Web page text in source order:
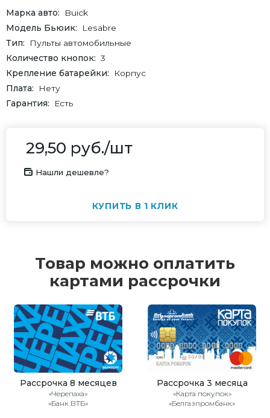
Марка авто
Buick
Модель Бьюик
Lesabre
Тип
Пульты автомобильные
Количество кнопок
3
Крепление батарейки
Корпус
Плата
Нету
Гарантия
Есть
29,50 руб./шт
Нашли дешевле?
КУПИТЬ В 1 КЛИК
Товар можно оплатить
картами рассрочки
Рассрочка 8 месяцев
«Черепаха»
«Банк ВТБ»
Рассрочка 3 месяца
«Карта покупок»
«Белгазпромбанк»